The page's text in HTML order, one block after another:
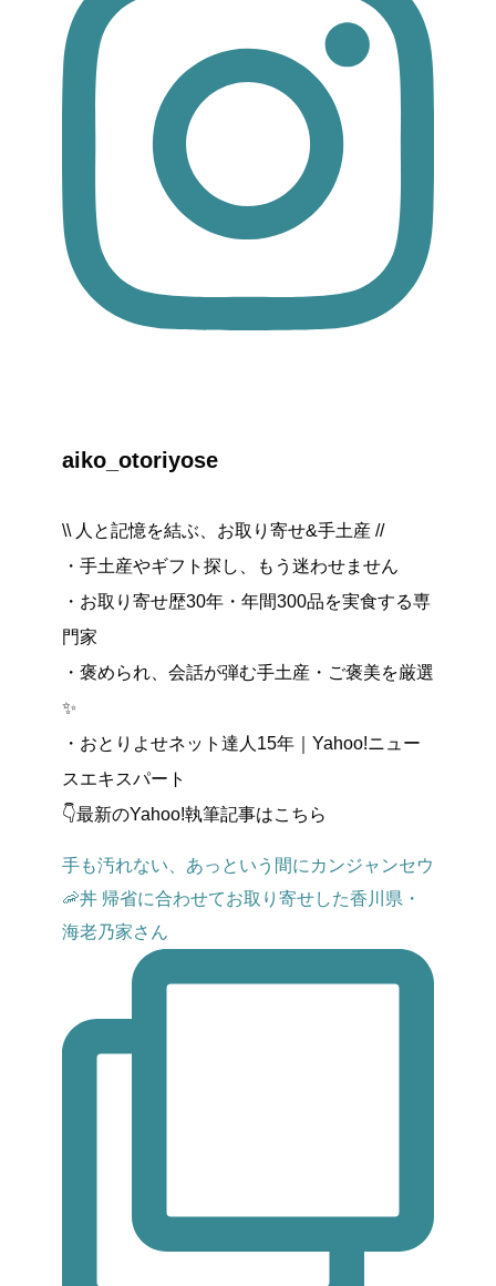
aiko_otoriyose
\\ 人と記憶を結ぶ、お取り寄せ&手土産 //
・手土産やギフト探し、もう迷わせません
・お取り寄せ歴30年・年間300品を実食する専
門家
・褒められ、会話が弾む手土産・ご褒美を厳選
✨
・おとりよせネット達人15年｜Yahoo!ニュー
スエキスパート
👇最新のYahoo!執筆記事はこちら
手も汚れない、あっという間にカンジャンセウ
🦐丼 帰省に合わせてお取り寄せした香川県・
海老乃家さん